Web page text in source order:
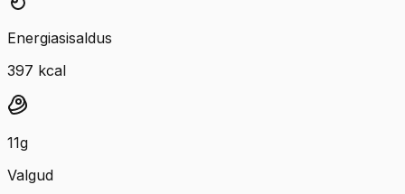
Energiasisaldus
397 kcal
11g
Valgud